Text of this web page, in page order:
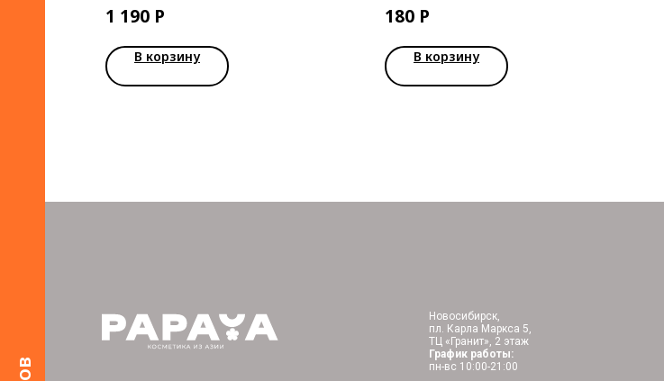
1 190 Р
В корзину
180 Р
В корзину
Новосибирск,
пл. Карла Маркса 5,
ТЦ «Гранит», 2 этаж
График работы:
пн-вс 10:00-21:00